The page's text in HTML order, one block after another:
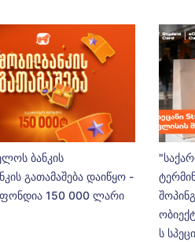
ბანკის
გათამაშება დაიწყო -
ფონდია 150 000 ლარი
ს